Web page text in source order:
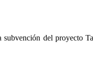
del proyecto